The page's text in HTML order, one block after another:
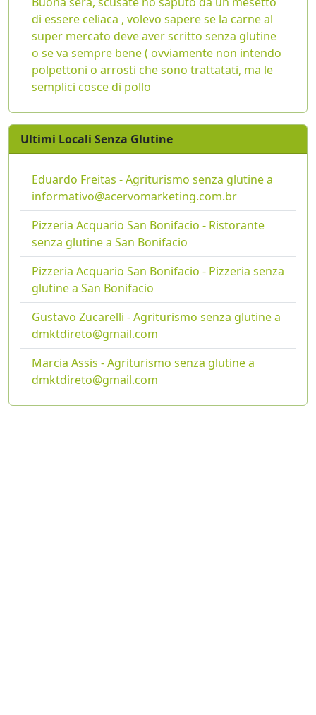
di essere celiaca , volevo sapere se la carne al
super mercato deve aver scritto senza glutine
o se va sempre bene ( ovviamente non intendo
polpettoni o arrosti che sono trattatati, ma le
semplici cosce di pollo
Ultimi Locali Senza Glutine
Eduardo Freitas - Agriturismo senza glutine a
informativo@acervomarketing.com.br
Pizzeria Acquario San Bonifacio - Ristorante
senza glutine a San Bonifacio
Pizzeria Acquario San Bonifacio - Pizzeria senza
glutine a San Bonifacio
Gustavo Zucarelli - Agriturismo senza glutine a
dmktdireto@gmail.com
Marcia Assis - Agriturismo senza glutine a
dmktdireto@gmail.com